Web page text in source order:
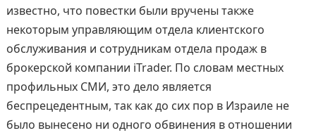
известно, что повестки были вручены также
некоторым управляющим отдела клиентского
обслуживания и сотрудникам отдела продаж в
брокерской компании iTrader. По словам местных
профильных СМИ, это дело является
беспрецедентным, так как до сих пор в Израиле не
было вынесено ни одного обвинения в отношении